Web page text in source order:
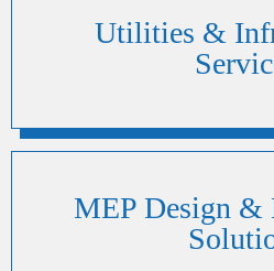
Utilities &
MEP Design &